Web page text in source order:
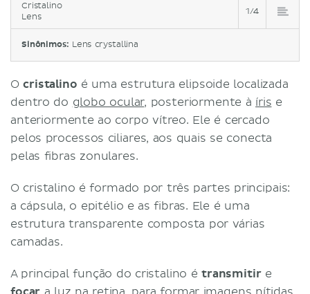
Cristalino
Lens
1/4
Sinônimos: Lens crystallina
Ocristalino é uma estrutura elipsoide localizada
dentro do globo ocular, posteriormente à íris e
anteriormente ao corpo vítreo. Ele é cercado
pelos processos ciliares, aos quais se conecta
pelas fibras zonulares.
O cristalino é formado por três partes principais:
a cápsula, o epitélio e as fibras. Ele é uma
estrutura transparente composta por várias
camadas.
A principal função do cristalino é transmitire